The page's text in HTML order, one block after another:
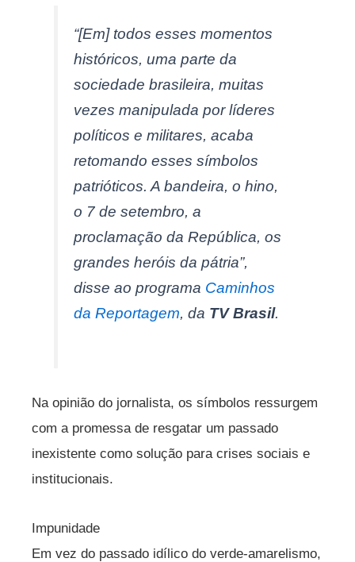
“[Em] todos esses momentos
históricos, uma parte da
sociedade brasileira, muitas
vezes manipulada por líderes
políticos e militares, acaba
retomando esses símbolos
patrióticos. A bandeira, o hino,
o 7 de setembro, a
proclamação da República, os
grandes heróis da pátria”,
disse ao programa Caminhos
da Reportagem, da TV Brasil.
Na opinião do jornalista, os símbolos ressurgem
com a promessa de resgatar um passado
inexistente como solução para crises sociais e
institucionais.
Impunidade
Em vez do passado idílico do verde-amarelismo,